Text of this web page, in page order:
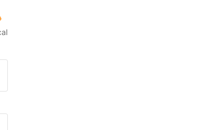
till en vän
sida
en fråga till författaren
upp ditt foto av detta